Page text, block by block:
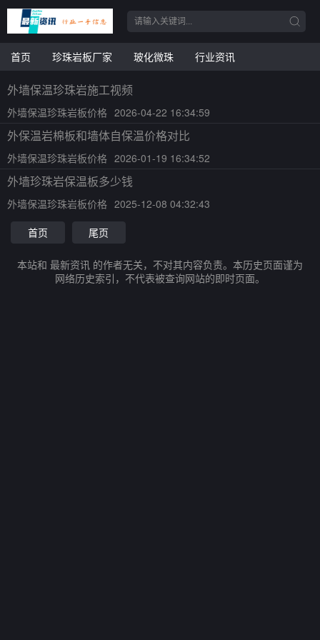
首页 珍珠岩板厂家 玻化微珠 行业资讯
外墙保温珍珠岩施工视频
外墙保温珍珠岩板价格 2026-04-22 16:34:59
外保温岩棉板和墙体自保温价格对比
外墙保温珍珠岩板价格 2026-01-19 16:34:52
外墙珍珠岩保温板多少钱
外墙保温珍珠岩板价格 2025-12-08 04:32:43
首页
尾页
本站和 最新资讯 的作者无关，不对其内容负责。本历史页面谨为
网络历史索引，不代表被查询网站的即时页面。